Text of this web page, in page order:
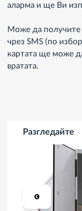
аларма и ще Ви
Може да
чрез SMS (по
картата ще може
вратата.
Разгледайте